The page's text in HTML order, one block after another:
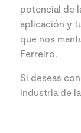
potencial de
aplicación y
que nos
Ferreiro.
Si deseas
industria de